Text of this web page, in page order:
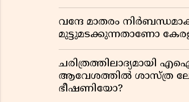
വന്ദേ മാതരം
മുട്ടുമടക്കുന്നതാണോ
ചരിത്രത്തിലാദ്യമായി
ആവേശത്തിൽ ശാസ്ത്ര
ഭീഷണിയോ?